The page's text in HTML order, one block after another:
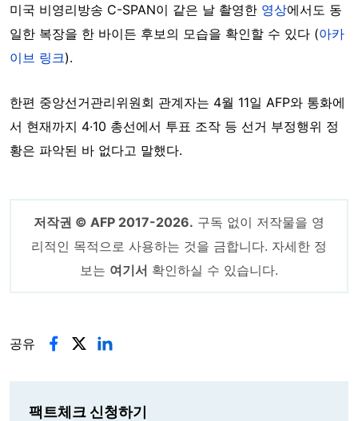
미국 비영리방송 C-SPAN이 같은 날 촬영한 영상에서도 동
일한 복장을 한 바이든 후보의 모습을 확인할 수 있다 (아카
이브 링크).
한편 중앙선거관리위원회 관계자는 4월 11일 AFP와 통화에
서 현재까지 4·10 총선에서 투표 조작 등 선거 부정행위 정
황은 파악된 바 없다고 말했다.
저작권 © AFP 2017-2026. 구독 없이 저작물을 영
리적인 목적으로 사용하는 것을 금합니다. 자세한 정
보는 여기서 확인하실 수 있습니다.
공유
팩트체크 신청하기